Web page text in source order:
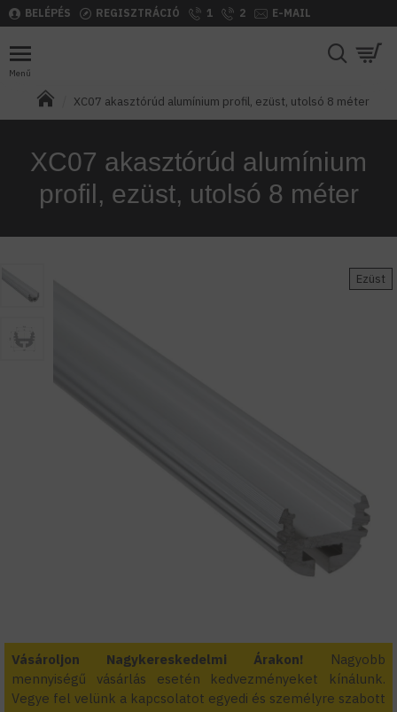
BELÉPÉS REGISZTRÁCIÓ 1 2 E-MAIL
XC07 akasztórúd alumínium profil, ezüst, utolsó 8 méter
XC07 akasztórúd alumínium
profil, ezüst, utolsó 8 méter
Ezüst
Vásároljon Nagykereskedelmi Árakon!
Nagyobb
mennyiségű vásárlás esetén kedvezményeket kínálunk.
Vegye fel velünk a kapcsolatot egyedi és személyre szabott